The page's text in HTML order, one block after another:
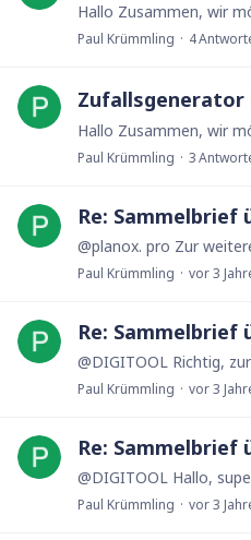
Paul Krümmling 4
Paul Krümmling 3
Re: Sammelbrief
Paul Krümmling vor 3
Re: Sammelbrief
@DIGITOOL Richtig,
Paul Krümmling vor 3
Re: Sammelbrief
Paul Krümmling vor 3